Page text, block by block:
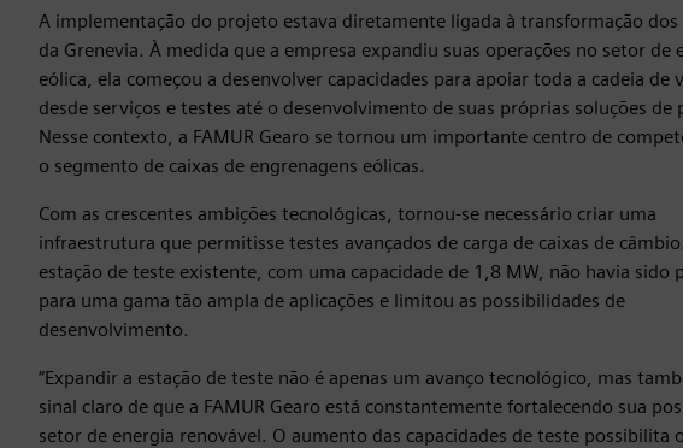
A implementação do projeto estava diretamente ligada à transformação dos
da Grenevia. À medida que a empresa expandiu suas operações no setor de
eólica, ela começou a desenvolver capacidades para apoiar toda a cadeia de
desde serviços e testes até o desenvolvimento de suas próprias soluções de
Nesse contexto, a FAMUR Gearo se tornou um importante centro de
o segmento de caixas de engrenagens eólicas.
Com as crescentes ambições tecnológicas, tornou-se necessário criar uma
infraestrutura que permitisse testes avançados de carga de caixas de
estação de teste existente, com uma capacidade de 1,8 MW, não havia sido
para uma gama tão ampla de aplicações e limitou as possibilidades de
desenvolvimento.
“Expandir a estação de teste não é apenas um avanço tecnológico, mas
sinal claro de que a FAMUR Gearo está constantemente fortalecendo sua
setor de energia renovável. O aumento das capacidades de teste possibilita o